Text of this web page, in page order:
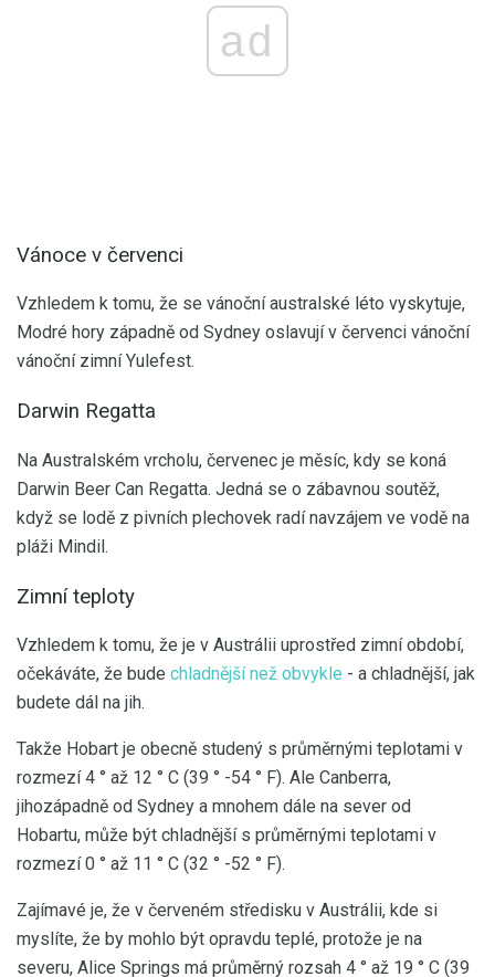
ad
Vánoce v červenci
Vzhledem k tomu, že se vánoční australské léto vyskytuje,
Modré hory západně od Sydney oslavují v červenci vánoční
vánoční zimní Yulefest.
Darwin Regatta
Na Australském vrcholu, červenec je měsíc, kdy se koná
Darwin Beer Can Regatta. Jedná se o zábavnou soutěž,
když se lodě z pivních plechovek radí navzájem ve vodě na
pláži Mindil.
Zimní teploty
Vzhledem k tomu, že je v Austrálii uprostřed zimní období,
očekáváte, že bude chladnější než obvykle - a chladnější, jak
budete dál na jih.
Takže Hobart je obecně studený s průměrnými teplotami v
rozmezí 4 ° až 12 ° C (39 ° -54 ° F). Ale Canberra,
jihozápadně od Sydney a mnohem dále na sever od
Hobartu, může být chladnější s průměrnými teplotami v
rozmezí 0 ° až 11 ° C (32 ° -52 ° F).
Zajímavé je, že v červeném středisku v Austrálii, kde si
myslíte, že by mohlo být opravdu teplé, protože je na
severu, Alice Springs má průměrný rozsah 4 ° až 19 ° C (39